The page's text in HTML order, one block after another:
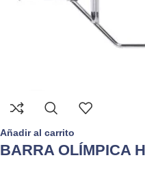
Añadir al carrito
BARRA OLÍMPICA